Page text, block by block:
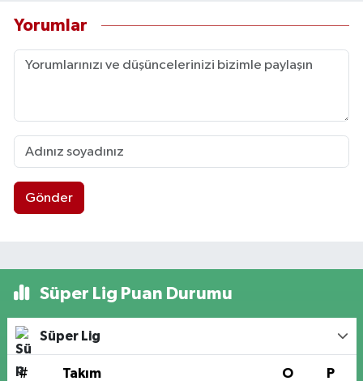
Yorumlar
Gönder
Süper Lig Puan Durumu
Süper Lig
# Takım O P